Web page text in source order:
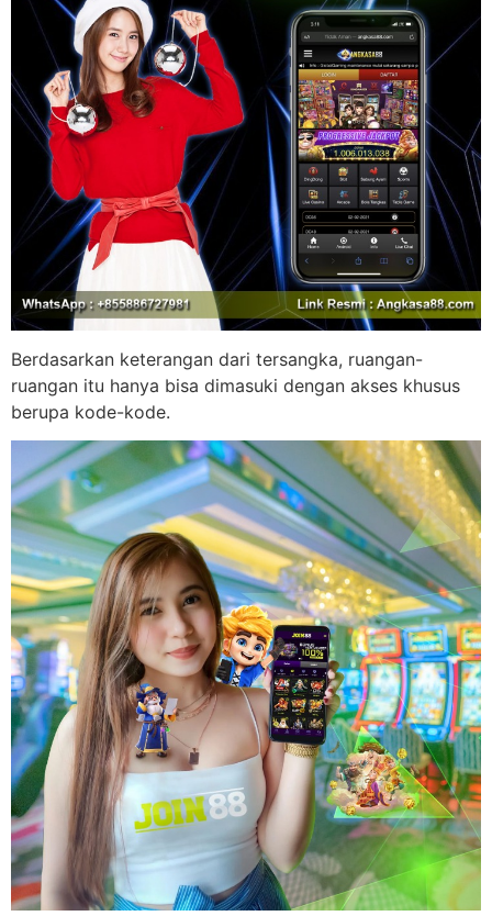
Berdasarkan keterangan dari tersangka, ruangan-
ruangan itu hanya bisa dimasuki dengan akses khusus
berupa kode-kode.